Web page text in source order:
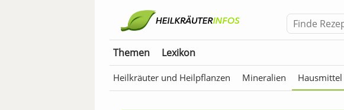
Themen Lexikon
Heilkräuter und Heilpflanzen Mineralien Hausmittel